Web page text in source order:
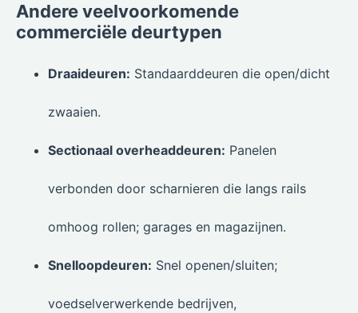
Andere veelvoorkomende
commerciële deurtypen
Draaideuren: Standaarddeuren die open/dicht
zwaaien.
Sectionaal overheaddeuren: Panelen
verbonden door scharnieren die langs rails
omhoog rollen; garages en magazijnen.
Snelloopdeuren: Snel openen/sluiten;
voedselverwerkende bedrijven,